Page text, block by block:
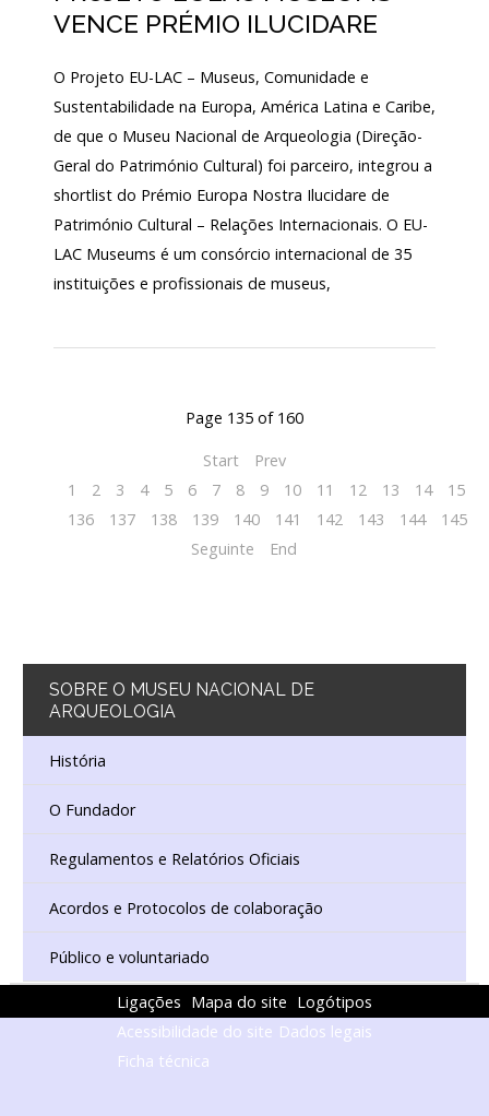
VENCE PRÉMIO ILUCIDARE
O Projeto EU-LAC – Museus, Comunidade e
Sustentabilidade na Europa, América Latina e Caribe,
de que o Museu Nacional de Arqueologia (Direção-
Geral do Património Cultural) foi parceiro, integrou a
shortlist do Prémio Europa Nostra Ilucidare de
Património Cultural – Relações Internacionais. O EU-
LAC Museums é um consórcio internacional de 35
instituições e profissionais de museus,
Page 135 of 160
Start
Prev
1
2 3 4 5 6 7 8 9 10 11 12 13 14 15
136
137 138 139 140 141 142 143 144 145
Seguinte
End
SOBRE O MUSEU NACIONAL DE
ARQUEOLOGIA
História
O Fundador
Regulamentos e Relatórios Oficiais
Acordos e Protocolos de colaboração
Público e voluntariado
Ligações Mapa do site Logótipos
Acessibilidade do site Dados legais
Ficha técnica